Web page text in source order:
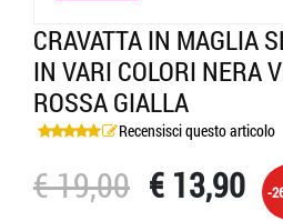
CRAVATTA IN MAGLIA
IN VARI COLORI NERA
ROSSA GIALLA
Recensisci questo articolo
€ 19,00 € 13,90 -